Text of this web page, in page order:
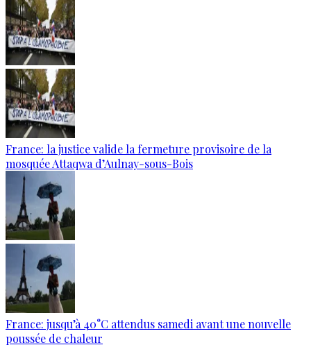
France: la justice valide la fermeture provisoire de la
mosquée Attaqwa d’Aulnay-sous-Bois
France: jusqu’à 40°C attendus samedi avant une nouvelle
poussée de chaleur